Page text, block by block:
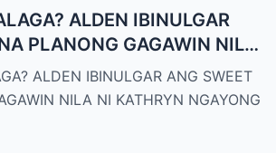
ALDEN IBINULGAR
PLANONG GAGAWIN NILA
2025—MGA
KINILIG NG TODO!
ALDEN IBINULGAR ANG SWEET
NILA NI KATHRYN NGAYONG